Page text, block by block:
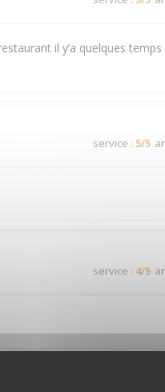
il y’a quelques
service : 5/5
service : 4/5